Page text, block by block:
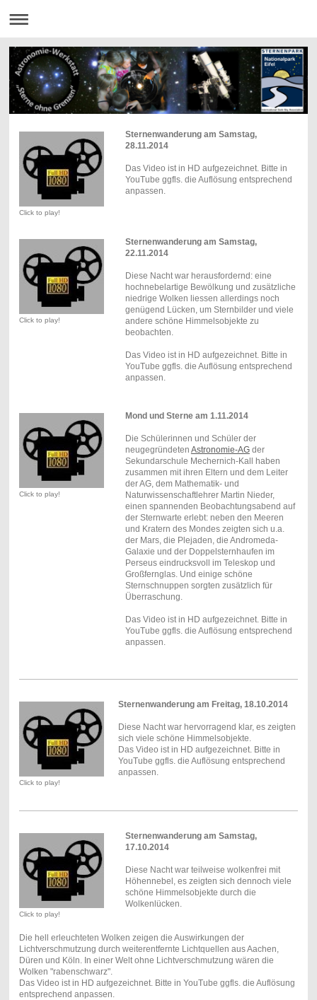
Click to play!
Sternenwanderung am Samstag,
28.11.2014
Das Video ist in HD aufgezeichnet. Bitte in
YouTube ggfls. die Auflösung entsprechend
anpassen.
Click to play!
Sternenwanderung am Samstag,
22.11.2014
Diese Nacht war herausfordernd: eine
hochnebelartige Bewölkung und zusätzliche
niedrige Wolken liessen allerdings noch
genügend Lücken, um Sternbilder und viele
andere schöne Himmelsobjekte zu
beobachten.
Das Video ist in HD aufgezeichnet. Bitte in
YouTube ggfls. die Auflösung entsprechend
anpassen.
Click to play!
Mond und Sterne am 1.11.2014
Die Schülerinnen und Schüler der
neugegründeten Astronomie-AGder
Sekundarschule Mechernich-Kall haben
zusammen mit ihren Eltern und dem Leiter
der AG, dem Mathematik- und
Naturwissenschaftlehrer Martin Nieder,
einen spannenden Beobachtungsabend auf
der Sternwarte erlebt: neben den Meeren
und Kratern des Mondes zeigten sich u.a.
der Mars, die Plejaden, die Andromeda-
Galaxie und der Doppelsternhaufen im
Perseus eindrucksvoll im Teleskop und
Großfernglas. Und einige schöne
Sternschnuppen sorgten zusätzlich für
Überraschung.
Das Video ist in HD aufgezeichnet. Bitte in
YouTube ggfls. die Auflösung entsprechend
anpassen.
Click to play!
Sternenwanderung am Freitag, 18.10.2014
Diese Nacht war hervorragend klar, es zeigten
sich viele schöne Himmelsobjekte.
Das Video ist in HD aufgezeichnet. Bitte in
YouTube ggfls. die Auflösung entsprechend
anpassen.
Click to play!
Sternenwanderung am Samstag,
17.10.2014
Diese Nacht war teilweise wolkenfrei mit
Höhennebel, es zeigten sich dennoch viele
schöne Himmelsobjekte durch die
Wolkenlücken.
Die hell erleuchteten Wolken zeigen die Auswirkungen der
Lichtverschmutzung durch weiterentfernte Lichtquellen aus Aachen,
Düren und Köln. In einer Welt ohne Lichtverschmutzung wären die
Wolken "rabenschwarz".
Das Video ist in HD aufgezeichnet. Bitte in YouTube ggfls. die Auflösung
entsprechend anpassen.